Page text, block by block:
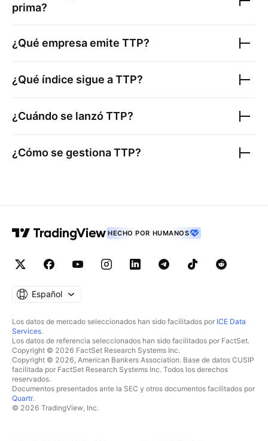
prima?
¿Qué empresa emite TTP?
¿Qué índice sigue aTTP?
¿Cuándo se lanzóTTP?
¿Cómo se gestionaTTP?
HECHO POR HUMANOS
Español
Los datos de mercado seleccionados han sido facilitados por ICE Data
Services.
Los datos de referencia seleccionados han sido facilitados por FactSet.
Copyright © 2026 FactSet Research Systems Inc.
Copyright © 2026, American Bankers Association. Base de datos CUSIP
facilitada por FactSet Research Systems Inc. Todos los derechos
reservados.
Documentos presentados ante la SEC y otros documentos facilitados por
Quartr.
© 2026 TradingView, Inc.